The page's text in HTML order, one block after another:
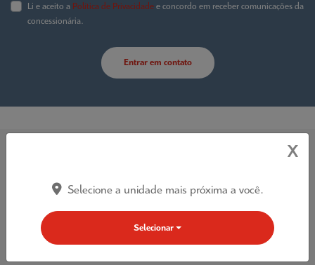
Li e aceito a Política de Privacidade e concordo em receber comunicações da
concessionária.
Entrar em contato
Acompanhe nossa concessionária nas Redes Sociais:
X
Selecione a unidade mais próxima a você.
Selecionar